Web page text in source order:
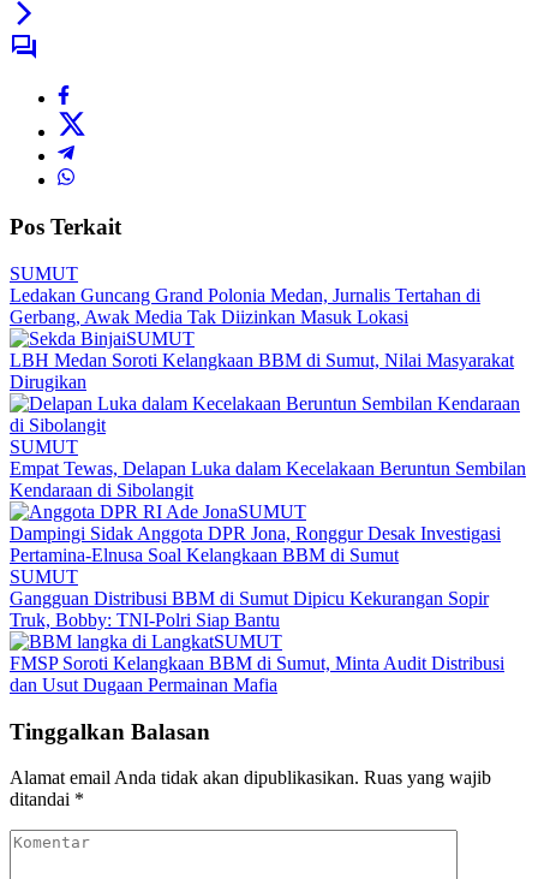
Pos Terkait
SUMUT
Ledakan Guncang Grand Polonia Medan, Jurnalis Tertahan di
Gerbang, Awak Media Tak Diizinkan Masuk Lokasi
SUMUT
LBH Medan Soroti Kelangkaan BBM di Sumut, Nilai Masyarakat
Dirugikan
SUMUT
Empat Tewas, Delapan Luka dalam Kecelakaan Beruntun Sembilan
Kendaraan di Sibolangit
SUMUT
Dampingi Sidak Anggota DPR Jona, Ronggur Desak Investigasi
Pertamina-Elnusa Soal Kelangkaan BBM di Sumut
SUMUT
Gangguan Distribusi BBM di Sumut Dipicu Kekurangan Sopir
Truk, Bobby: TNI-Polri Siap Bantu
SUMUT
FMSP Soroti Kelangkaan BBM di Sumut, Minta Audit Distribusi
dan Usut Dugaan Permainan Mafia
Tinggalkan Balasan
Alamat email Anda tidak akan dipublikasikan. Ruas yang wajib
ditandai *